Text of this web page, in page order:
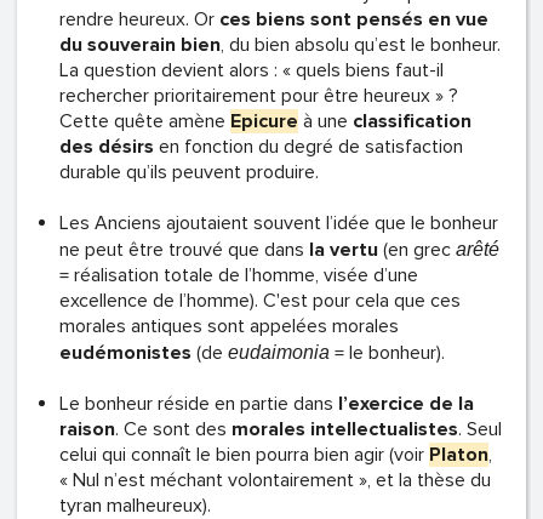
rendre heureux. Or ces biens sont pensés en vue
du souverain bien, du bien absolu qu’est le bonheur.
La question devient alors : « quels biens faut-il
rechercher prioritairement pour être heureux » ?
Cette quête amène Epicure à une classification
des désirs en fonction du degré de satisfaction
durable qu’ils peuvent produire.
Les Anciens ajoutaient souvent l’idée que le bonheur
ne peut être trouvé que dans la vertu (en grec arêté
= réalisation totale de l’homme, visée d’une
excellence de l’homme). C'est pour cela que ces
morales antiques sont appelées morales
eudémonistes (de eudaimonia = le bonheur).
Le bonheur réside en partie dans l’exercice de la
raison. Ce sont des morales intellectualistes. Seul
celui qui connaît le bien pourra bien agir (voir Platon,
« Nul n’est méchant volontairement », et la thèse du
tyran malheureux).